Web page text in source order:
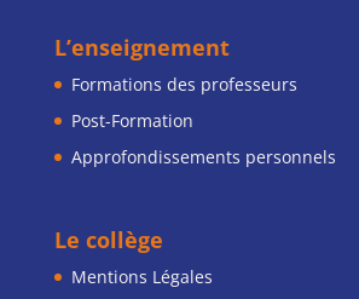
L’enseignement
Formations des professeurs
Post-Formation
Approfondissements personnels
Le collège
Mentions Légales